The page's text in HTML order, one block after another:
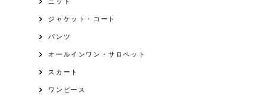
ジャケット・コート
パンツ
オールインワン・サロペット
スカート
ワンピース